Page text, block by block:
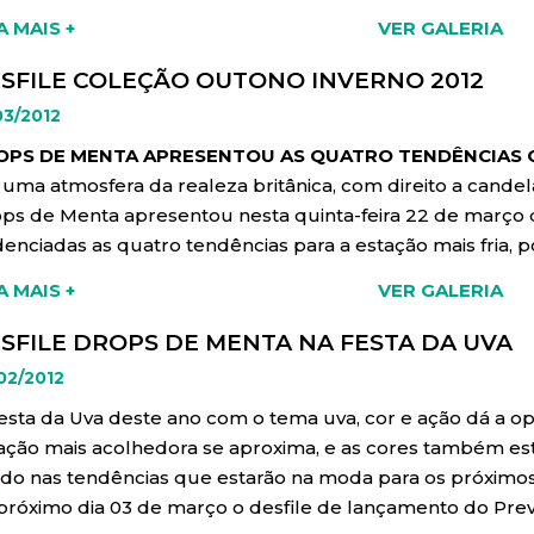
loja, situada na Rua Borges de Medeiros, 2123,
do circuito da moda e personalidades da região
masculina, feminina e acessórios. O som ficou por
breve discurso, fez um comparativo entre o status de
um público de vanguarda, com conceito de moda,
felicidade”.E parabenizou a Maria Elisa,
e éticas também , sabem o real valor do trato
de Menta, a loja que vai além de vestir para quem
MAIS + VER GALERIA
COLEÇÃO OUTONO INVERNO 2012
2012
DE MENTA APRESENTOU AS QUATRO
uma atmosfera da realeza britânica, com direito a
de Menta apresentou nesta quinta-feira 22 de março
as quatro tendências para a estação mais fria,
a irreverência de looks arrojados inspirados no
e originalidade em rendas e peles, que remetem a
formas e blocos de cores que são evidenciados em
estavam os DJs da Matinê Sunset fazendo o som
Kuver centro estético, Affitti locação de
os lustres que iluminaram a noite Drops, e a banda
da guarda real. O evento também contou com as
MAIS + VER GALERIA
DROPS DE MENTA NA FESTA DA UVA
2012
da Uva deste ano com o tema uva, cor e ação dá a
mais acolhedora se aproxima, e as cores também
nas tendências que estarão na moda para os
dia 03 de março o desfile de lançamento do